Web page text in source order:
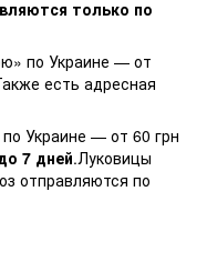
только по
по Украине — от
есть адресная
Украине — от 60 грн
7 дней.Луковицы
отправляются по